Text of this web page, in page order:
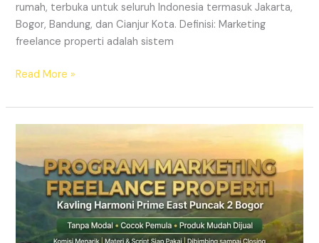
rumah, terbuka untuk seluruh Indonesia termasuk Jakarta,
Bogor, Bandung, dan Cianjur Kota. Definisi: Marketing
freelance properti adalah sistem
Read More »
Property
Freelance
Jabodetabek
2026
|